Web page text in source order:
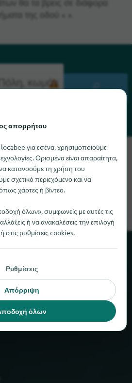
να βρούμε το Τερματικά
Αν γνωρίζετε πού μπορείτε να
θα χαρούμε πολύ αν μας
ενημερώσετε.
απορρήτου
locabee για εσένα, χρησιμοποιούμε
Ορισμένα είναι απαραίτητα,
κατανοούμε τη χρήση του
σχετικό περιεχόμενο και να
χάρτες ή βίντεο.
όλων», συμφωνείς με αυτές τις
ή να ανακαλέσεις την επιλογή
στις ρυθμίσεις cookies.
Ρυθμίσεις
Απόρριψη
όλων